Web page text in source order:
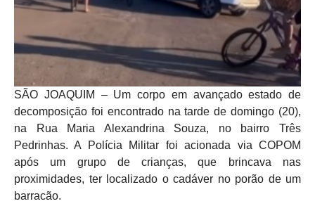
SÃO JOAQUIM – Um corpo em avançado estado de
decomposição foi encontrado na tarde de domingo (20),
na Rua Maria Alexandrina Souza, no bairro Três
Pedrinhas. A Polícia Militar foi acionada via COPOM
após um grupo de crianças, que brincava nas
proximidades, ter localizado o cadáver no porão de um
barracão.